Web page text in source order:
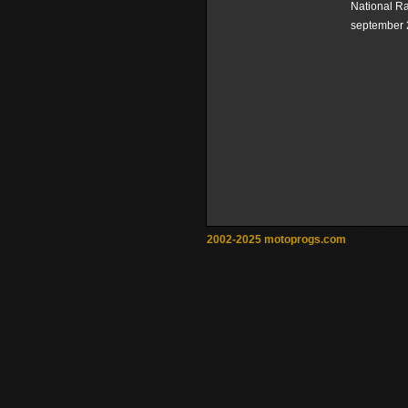
National
september
2002-2025 motoprogs.com